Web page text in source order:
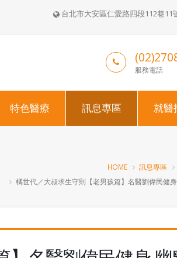
台北市大安區仁愛路四段112巷11
服務電話
特色醫療 訊息專區 就醫
HOME 訊息專區
橘世代／大叔求生守則【老男孩篇】名醫劉偉民健